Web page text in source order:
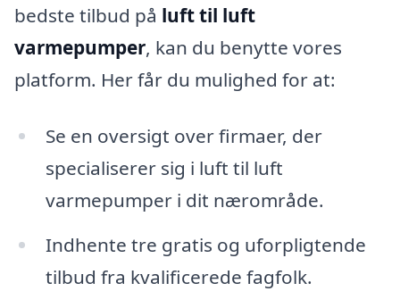
bedste tilbud på luft til luft
varmepumper, kan du benytte vores
platform. Her får du mulighed for at:
Se en oversigt over firmaer, der
specialiserer sig i luft til luft
varmepumper i dit nærområde.
Indhente tre gratis og uforpligtende
tilbud fra kvalificerede fagfolk.